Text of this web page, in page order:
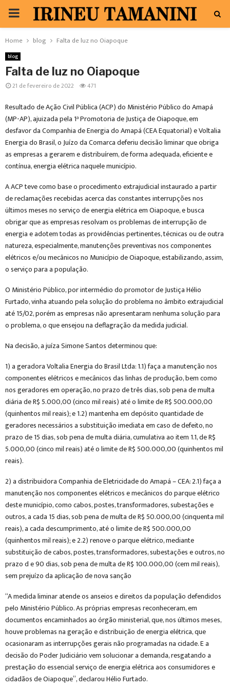
PRIMARY
MENU
Home blog Falta de luz no Oiapoque
blog
Falta de luz no Oiapoque
21 de fevereiro de 2022 471
Resultado de Ação Civil Pública (ACP) do Ministério Público do Amapá
(MP-AP), ajuizada pela 1ª Promotoria de Justiça de Oiapoque, em
desfavor da Companhia de Energia do Amapá (CEA Equatorial) e Voltalia
Energia do Brasil, o Juízo da Comarca deferiu decisão liminar que obriga
as empresas a gerarem e distribuírem, de forma adequada, eficiente e
contínua, energia elétrica naquele município.
A ACP teve como base o procedimento extrajudicial instaurado a partir
de reclamações recebidas acerca das constantes interrupções nos
últimos meses no serviço de energia elétrica em Oiapoque, e busca
obrigar que as empresas resolvam os problemas de interrupção de
energia e adotem todas as providências pertinentes, técnicas ou de outra
natureza, especialmente, manutenções preventivas nos componentes
elétricos e/ou mecânicos no Município de Oiapoque, estabilizando, assim,
o serviço para a população.
O Ministério Público, por intermédio do promotor de Justiça Hélio
Furtado, vinha atuando pela solução do problema no âmbito extrajudicial
até 15/02, porém as empresas não apresentaram nenhuma solução para
o problema, o que ensejou na deflagração da medida judicial.
Na decisão, a juíza Simone Santos determinou que:
1) a geradora Voltalia Energia do Brasil Ltda: 1.1) faça a manutenção nos
componentes elétricos e mecânicos das linhas de produção, bem como
nos geradores em operação, no prazo de três dias, sob pena de multa
diária de R$ 5.000,00 (cinco mil reais) até o limite de R$ 500.000,00
(quinhentos mil reais); e 1.2) mantenha em depósito quantidade de
geradores necessários a substituição imediata em caso de defeito, no
prazo de 15 dias, sob pena de multa diária, cumulativa ao item 1.1, de R$
5.000,00 (cinco mil reais) até o limite de R$ 500.000,00 (quinhentos mil
reais).
2) a distribuidora Companhia de Eletricidade do Amapá – CEA: 2.1) faça a
manutenção nos componentes elétricos e mecânicos do parque elétrico
deste município, como cabos, postes, transformadores, subestações e
outros, a cada 15 dias, sob pena de multa de R$ 50.000,00 (cinquenta mil
reais), a cada descumprimento, até o limite de R$ 500.000,00
(quinhentos mil reais); e 2.2) renove o parque elétrico, mediante
substituição de cabos, postes, transformadores, subestações e outros, no
prazo d e 90 dias, sob pena de multa de R$ 100.000,00 (cem mil reais),
sem prejuízo da aplicação de nova sanção
“A medida liminar atende os anseios e direitos da população defendidos
pelo Ministério Público. As próprias empresas reconheceram, em
documentos encaminhados ao órgão ministerial, que, nos últimos meses,
houve problemas na geração e distribuição de energia elétrica, que
ocasionaram as interrupções gerais não programadas na cidade. E a
decisão do Poder Judiciário vem solucionar a demanda, resgatando a
prestação do essencial serviço de energia elétrica aos consumidores e
cidadãos de Oiapoque”, declarou Hélio Furtado.